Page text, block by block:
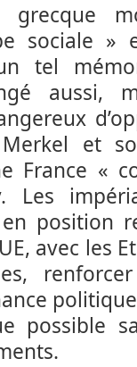
sociale
tel
aussi,
et
France «
Les
en position
avec les
possible